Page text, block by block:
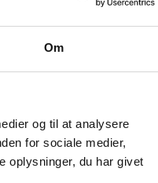
Om
og til at analysere
for sociale medier,
oplysninger, du har givet